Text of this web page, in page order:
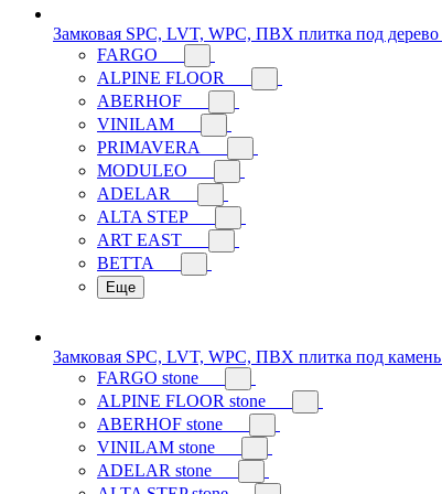
Замковая SPC, LVT, WPC, ПВХ плитка под дерево
FARGO
ALPINE FLOOR
ABERHOF
VINILAM
PRIMAVERA
MODULEO
ADELAR
ALTA STEP
ART EAST
BETTA
Еще
Замковая SPC, LVT, WPC, ПВХ плитка под камень
FARGO stone
ALPINE FLOOR stone
ABERHOF stone
VINILAM stone
ADELAR stone